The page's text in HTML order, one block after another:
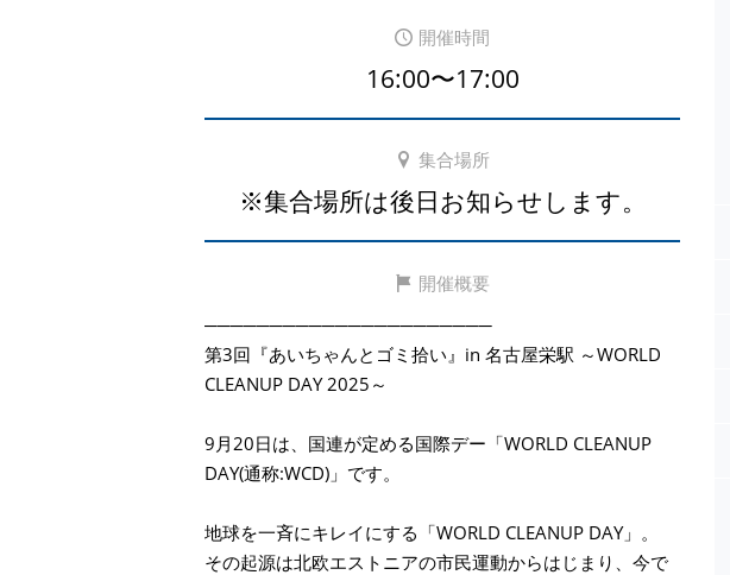
開催時間
16:00〜17:00
集合場所
※集合場所は後日お知らせします。
開催概要
──────────────────────
第3回『あいちゃんとゴミ拾い』in 名古屋栄駅 ～WORLD
CLEANUP DAY 2025～
9月20日は、国連が定める国際デー「WORLD CLEANUP
DAY(通称:WCD)」です。
地球を一斉にキレイにする「WORLD CLEANUP DAY」。
その起源は北欧エストニアの市民運動からはじまり、今で